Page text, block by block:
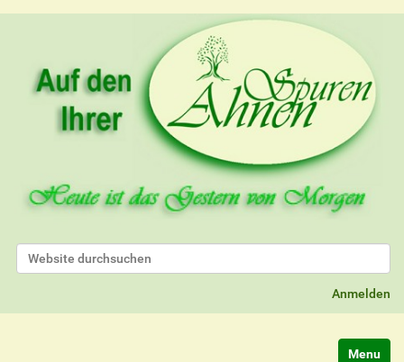
Website durchsuchen
Anmelden